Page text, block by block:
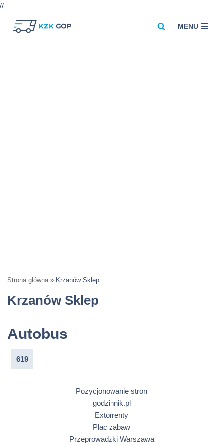
//
MENU
Strona główna » Krzanów Sklep
Krzanów Sklep
Autobus
619
Pozycjonowanie stron
godzinnik.pl
Extorrenty
Plac zabaw
Przeprowadzki Warszawa